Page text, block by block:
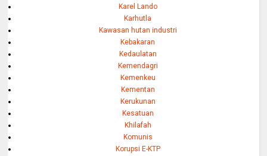
Karel Lando
Karhutla
Kawasan hutan industri
Kebakaran
Kedaulatan
Kemendagri
Kemenkeu
Kementan
Kerukunan
Kesatuan
Khilafah
Komunis
Korupsi E-KTP